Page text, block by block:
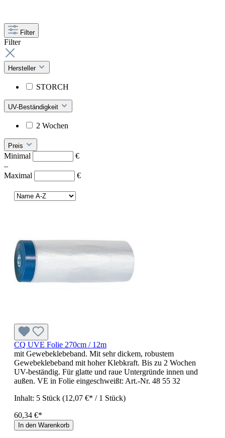
Filter
Filter
Hersteller
STORCH
UV-Beständigkeit
2 Wochen
Preis
Minimal
€
–
Maximal
€
CQ UVE Folie 270cm / 12m
mit Gewebeklebeband. Mit sehr dickem, robustem
Gewebeklebeband mit hoher Klebkraft. Bis zu 2 Wochen
UV-beständig. Für glatte und raue Untergründe innen und
außen. VE in Folie eingeschweißt: Art.-Nr. 48 55 32
Inhalt: 5 Stück (12,07 €* / 1 Stück)
60,34 €*
In den Warenkorb